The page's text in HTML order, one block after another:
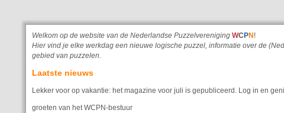
Welkom op de website van de Nederlandse Puzzelvereniging WC PN !
Hier vind je elke werkdag een nieuwe logische puzzel, informatie over de
gebied van puzzelen.
Laatste nieuws
Lekker voor op vakantie: het magazine voor juli is gepubliceerd. Log in en
groeten van het WCPN-bestuur